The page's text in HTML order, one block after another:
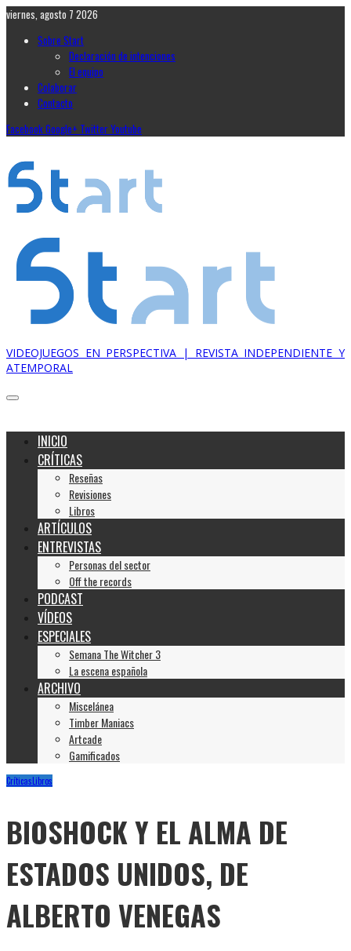
viernes, agosto 7 2026
Sobre Start
Declaración de intenciones
El equipo
Colaborar
Contacto
FacebookGoogle+ TwitterYoutube
VIDEOJUEGOS EN PERSPECTIVA | REVISTA INDEPENDIENTE Y
ATEMPORAL
INICIO
CRÍTICAS
Reseñas
Revisiones
Libros
ARTÍCULOS
ENTREVISTAS
Personas del sector
Off the records
PODCAST
VÍDEOS
ESPECIALES
Semana The Witcher 3
La escena española
ARCHIVO
Miscelánea
Timber Maniacs
Artcade
Gamificados
CríticasLibros
BIOSHOCK Y EL ALMA DE
ESTADOS UNIDOS, DE
ALBERTO VENEGAS